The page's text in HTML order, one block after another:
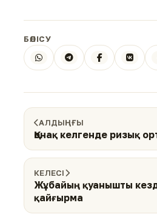
БӨЛІСУ
АЛДЫҢҒЫ
Қонақ келгенде ризық
КЕЛЕСІ
Жұбайың қуанышты
қайғырма